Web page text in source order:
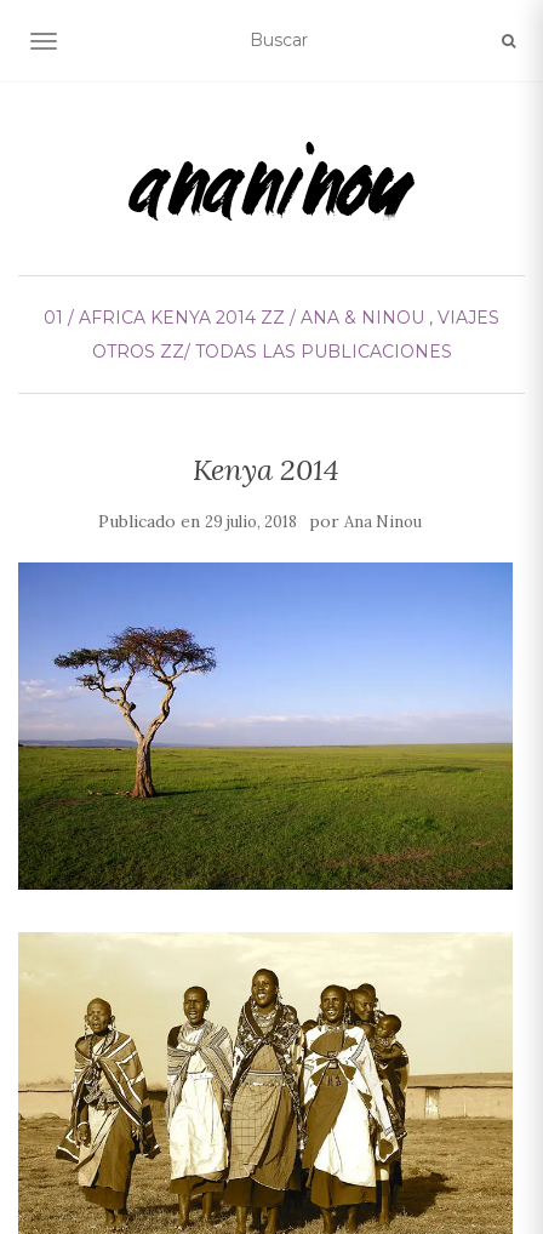
ALTERNAR NAVEGACIÓN
01 / AFRICA KENYA 2014 ZZ / ANA & NINOU , VIAJES
OTROS ZZ/ TODAS LAS PUBLICACIONES
Kenya 2014
Publicado en 29 julio, 2018 por Ana Ninou